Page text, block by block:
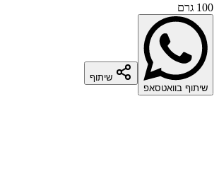
100 גרם
שיתוף בוואטסאפ
שיתוף